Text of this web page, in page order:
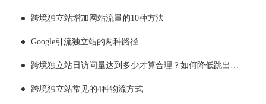
跨境独立站增加网站流量的10种方法
Google引流独立站的两种路径
跨境独立站日访问量达到多少才算合理？如何降低跳出率？
跨境独立站常见的4种物流方式